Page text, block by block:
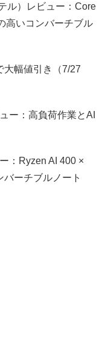
ル）レビュー：Core
高いコンバーチブル
大幅値引き（7/27
ー：高負荷作業とAI
：Ryzen AI 400 ×
ーチブルノート